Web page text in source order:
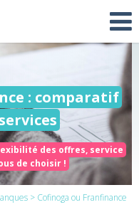
: comparatif
des offres, service
de choisir !
> Cofinoga ou Franfinance